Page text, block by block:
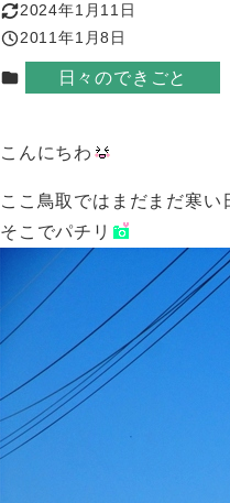
更新日
2024年1月11日
投稿日
2011年1月8日
カテゴリー日々のできごと
こんにちわ
ここ鳥取ではまだまだ寒い
そこでパチリ